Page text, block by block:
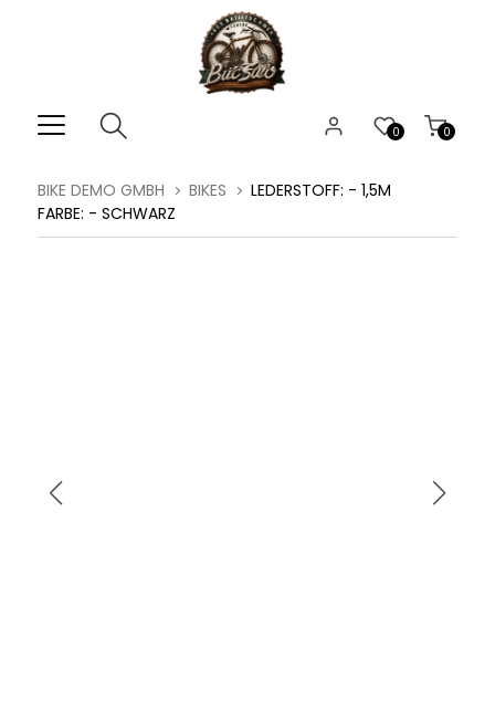
0
0
BIKE DEMO GMBH BIKES
LEDERSTOFF: - 1,5M
FARBE: - SCHWARZ